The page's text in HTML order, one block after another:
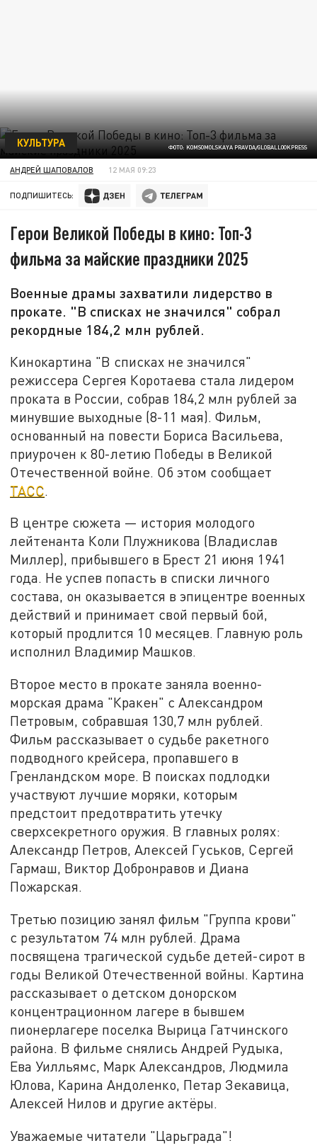
ФОТО: KOMSOMOLSKAYA PRAVDA/GLOBALLOOKPRESS
КУЛЬТУРА
АНДРЕЙ ШАПОВАЛОВ 12 МАЯ 09:23
ПОДПИШИТЕСЬ:
Герои Великой Победы в кино: Топ-3
фильма за майские праздники 2025
Военные драмы захватили лидерство в
прокате. "В списках не значился" собрал
рекордные 184,2 млн рублей.
Кинокартина "В списках не значился"
режиссера Сергея Коротаева стала лидером
проката в России, собрав 184,2 млн рублей за
минувшие выходные (8-11 мая). Фильм,
основанный на повести Бориса Васильева,
приурочен к 80-летию Победы в Великой
Отечественной войне. Об этом сообщает
ТАСС.
В центре сюжета — история молодого
лейтенанта Коли Плужникова (Владислав
Миллер), прибывшего в Брест 21 июня 1941
года. Не успев попасть в списки личного
состава, он оказывается в эпицентре военных
действий и принимает свой первый бой,
который продлится 10 месяцев. Главную роль
исполнил Владимир Машков.
Второе место в прокате заняла военно-
морская драма "Кракен" с Александром
Петровым, собравшая 130,7 млн рублей.
Фильм рассказывает о судьбе ракетного
подводного крейсера, пропавшего в
Гренландском море. В поисках подлодки
участвуют лучшие моряки, которым
предстоит предотвратить утечку
сверхсекретного оружия. В главных ролях:
Александр Петров, Алексей Гуськов, Сергей
Гармаш, Виктор Добронравов и Диана
Пожарская.
Третью позицию занял фильм "Группа крови"
с результатом 74 млн рублей. Драма
посвящена трагической судьбе детей-сирот в
годы Великой Отечественной войны. Картина
рассказывает о детском донорском
концентрационном лагере в бывшем
пионерлагере поселка Вырица Гатчинского
района. В фильме снялись Андрей Рудыка,
Ева Уилльямс, Марк Александров, Людмила
Юлова, Карина Андоленко, Петар Зекавица,
Алексей Нилов и другие актёры.
Уважаемые читатели "Царьграда"!